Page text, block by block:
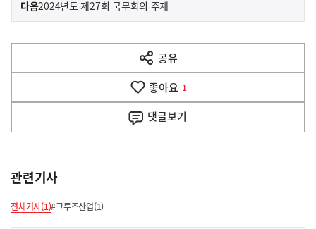
전
다
음
다음기
사
2024년도 제27회 국무회의 주재
공유
열
기
좋아요 1
댓글보기
관련기사
전체기사(1)#크루즈산업(1)